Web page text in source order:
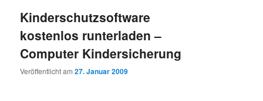
Kinderschutzsoftware
kostenlos runterladen –
Computer Kindersicherung
Veröffentlicht am27. Januar 2009